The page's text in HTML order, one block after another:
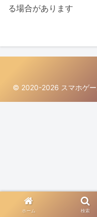
る場合があります
© 2020-2026 スマホゲー
ホーム 検索